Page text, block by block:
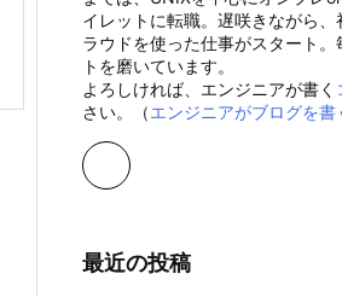
イレットに転職。遅咲きながら、
ラウドを使った仕事がスタート
トを磨いています。
よろしければ、エンジニアが書く
さい。（エンジニアがブログを書
最近の投稿